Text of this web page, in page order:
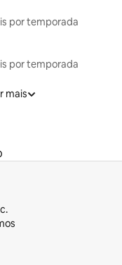
por temporada
por temporada
mais